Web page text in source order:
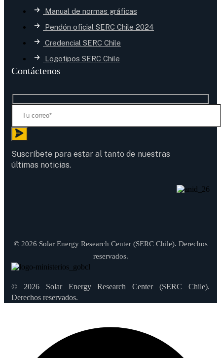
Manual de normas gráficas
Pendón oficial SERC Chile 2024
Credencial SERC Chile
Logotipos SERC Chile
Contáctenos
Suscríbete para estar al tanto de nuestras
últimas noticias.
© 2026 Solar Energy Research Center (SERC Chile). Derechos
reservados.
© 2026 Solar Energy Research Center (SERC Chile).
Derechos reservados.